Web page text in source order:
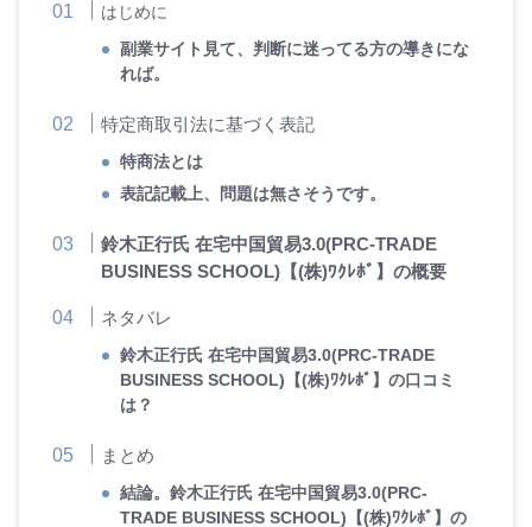
はじめに
副業サイト見て、判断に迷ってる方の導きにな
れば。
特定商取引法に基づく表記
特商法とは
表記記載上、問題は無さそうです。
鈴木正行氏 在宅中国貿易3.0(PRC-TRADE
BUSINESS SCHOOL)【(株)ﾜｸﾚﾎﾞ】の概要
ネタバレ
鈴木正行氏 在宅中国貿易3.0(PRC-TRADE
BUSINESS SCHOOL)【(株)ﾜｸﾚﾎﾞ】の口コミ
は？
まとめ
結論。鈴木正行氏 在宅中国貿易3.0(PRC-
TRADE BUSINESS SCHOOL)【(株)ﾜｸﾚﾎﾞ】の